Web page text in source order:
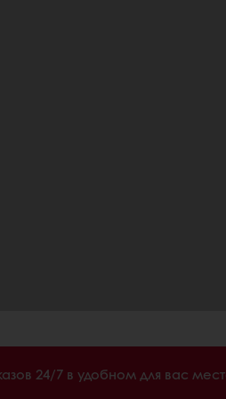
24/7 в удобном для вас